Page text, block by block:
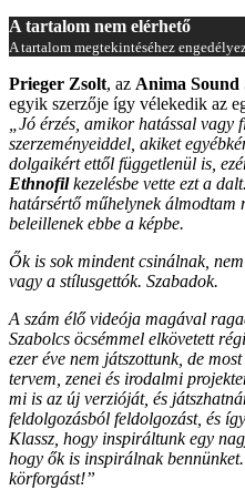
A tartalom nem elérhető
A tartalom megtekintéséhez
Prieger Zsolt, az Anima Sound
egyik szerzője így vélekedik az
„Jó érzés, amikor hatással vagy
szerzeményeiddel, akiket
dolgaikért ettől függetlenül is,
Ethnofilkezelésbe vette ezt a
határsértő műhelynek álmodtam
beleillenek ebbe a képbe.
Ők is sok mindent csinálnak,
vagy a stílusgettók. Szabadok.
A szám élő videója magával
Szabolcs öcsémmel elkövetett
ezer éve nem játszottunk, de
tervem, zenei és irodalmi
mi is az új verzióját, és
feldolgozásból feldolgozást, és
Klassz, hogy inspiráltunk egy
hogy ők is inspirálnak
körforgást!”